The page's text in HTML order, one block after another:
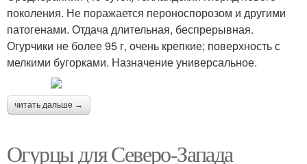
поколения. Не поражается пероноспорозом и другими
патогенами. Отдача длительная, беспрерывная.
Огурчики не более 95 г, очень крепкие; поверхность с
мелкими бугорками. Назначение универсальное.
читать дальше →
Огурцы для Северо-Запада